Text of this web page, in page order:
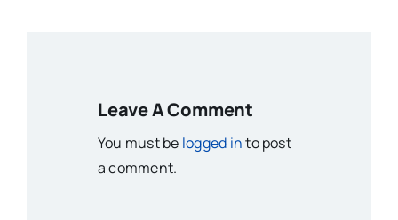
Leave A Comment
You must be logged into post
a comment.